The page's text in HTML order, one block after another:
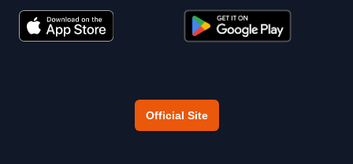
Official Site